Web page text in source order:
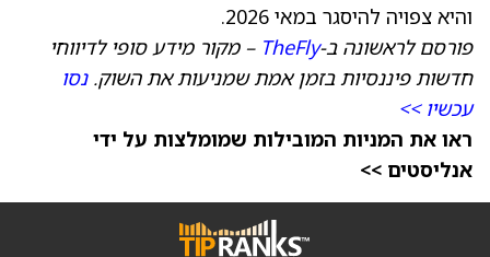
והיא צפויה להיסגר במאי 2026.
פורסם לראשונה ב-TheFly – מקור מידע סופי לדיווחי
חדשות פיננסיות בזמן אמת שמניעות את השוק.נסו
עכשיו >>
ראו את המניות המובילות שמומלצות על ידי
אנליסטים >>